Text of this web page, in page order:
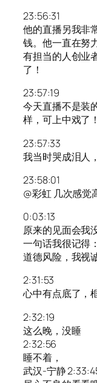
23:56:31
他的直播另我非
钱。他一直在努
有担当的人创业
了！
23:57:19
今天直播不是装
样，可上中戏了！
23:57:33
我当时哭成泪人
23:58:01
@彩虹 几次感觉
0:03:13
原来的见面会我
一句话我很记得
道德风险，我视
2:31:53
心中有点底了，
2:32:19
这么晚，没睡
2:32:56
睡不着，
武汉-宁静